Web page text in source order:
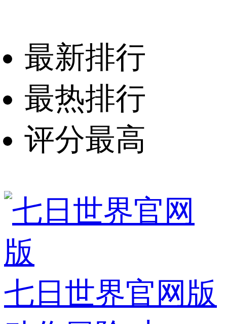
最新排行
最热排行
评分最高
七日世界官网版